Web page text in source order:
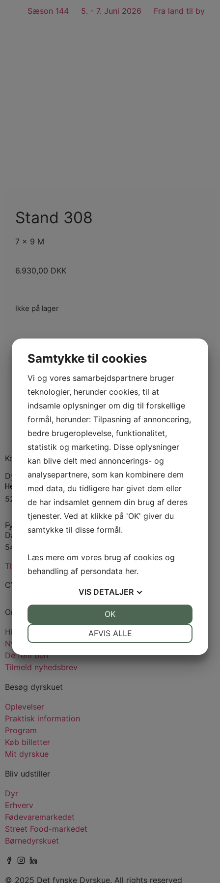
Sæson 144 5. - 7. Juni 2026 Fra land til by
Stand 308
7 x 9 M
6.930,00 DKK
Ikke på lager
Kontakt
Dyrskuepladsen
Hedebæksgyden 33
5250 Odense
Fynsk Landbrugs Event Forening
Damsbovej 11
5492 Vissenbjerg
Tlf:
4032 0069
CVR: 53922910
Om dyrskuet
Historien
Nyheder
De fem ben
Tilmeld nyhedsbrev
Besøg dyrskuet
Oplevelser
Praktisk information
Program
Køb billetter
Mit dyrskue
Bliv udstiller
Dyr
Erhverv
Fødevaremarkedet
Street Food-markedet
Børnedyrskuet
© 2025 Det fynske Dyrskue. All rights reserved
Samtykke til cookies
Vi og vores samarbejdspartnere bruger
teknologier, herunder cookies, til at
indsamle oplysninger om dig til forskellige
formål, herunder: Tilpasning af annoncering,
bedre brugeroplevelse, funktionalitet,
statistik og marketing. Disse oplysninger
kan blive delt med annoncerings- og
analysepartnere, som kan kombinere dem
med data, du tidligere har givet dem eller
de har indsamlet gennem din brug af deres
tjenester. Ved at klikke på 'OK' giver du
samtykke til disse formål.
Læs mere om vores brug af cookies og
behandling af persondata her.
VIS DETALJER
MARKETING
AFVIS ALLE
OK